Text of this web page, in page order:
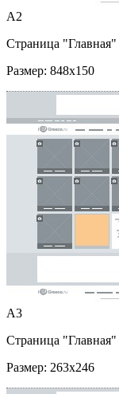
A2
Страница "Главная"
Размер: 848x150
A3
Страница "Главная"
Размер: 263x246